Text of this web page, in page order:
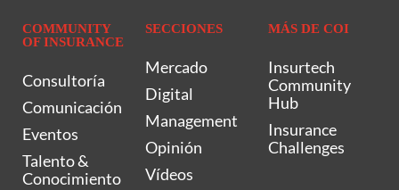
COMMUNITY
OF INSURANCE
Consultoría
Comunicación
Eventos
Talento &
Conocimiento
SECCIONES
Mercado
Digital
Management
Opinión
Vídeos
MÁS DE COI
Insurtech
Community
Hub
Insurance
Challenges